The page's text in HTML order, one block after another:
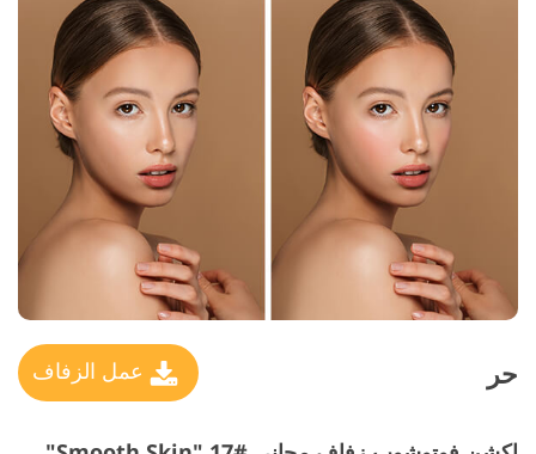
حر عمل الزفاف